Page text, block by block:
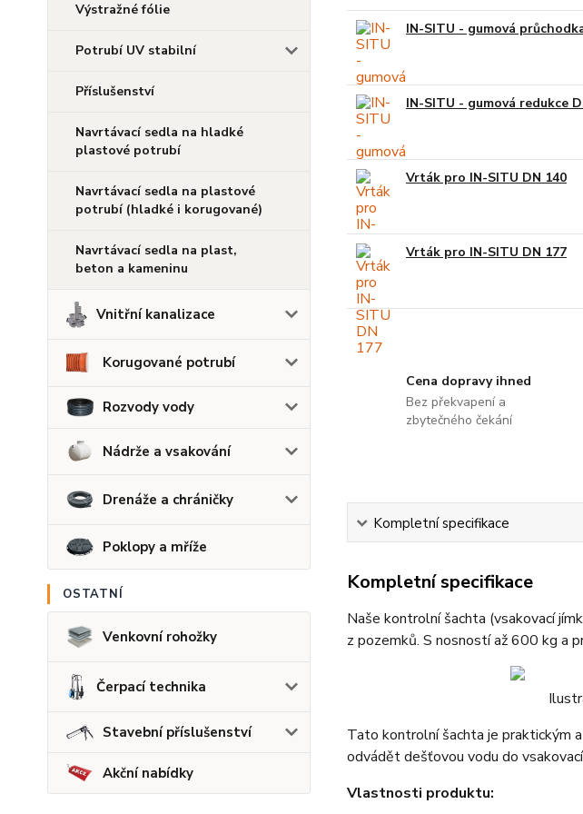
Výstražné fólie
Potrubí UV stabilní
Příslušenství
Navrtávací sedla na hladké
plastové potrubí
Navrtávací sedla na plastové
potrubí (hladké i korugované)
Navrtávací sedla na plast,
beton a kameninu
Vnitřní kanalizace
Korugované potrubí
Rozvody vody
Nádrže a vsakování
Drenáže a chráničky
Poklopy a mříže
OSTATNÍ
Venkovní rohožky
Čerpací technika
Stavební příslušenství
Akční nabídky
IN-SITU - gumová
IN-SITU - gumová redukce
Vrták pro IN-SITU DN 140
Vrták pro IN-SITU DN 177
Cena dopravy ihned
Bez překvapení a
zbytečného čekání
Kompletní specifikace
Kompletní specifikace
Naše kontrolní šachta (vsakovací
z pozemků. S nosností až 600 kg a
Tato kontrolní šachta je praktickým
odvádět dešťovou vodu do
Vlastnosti produktu: